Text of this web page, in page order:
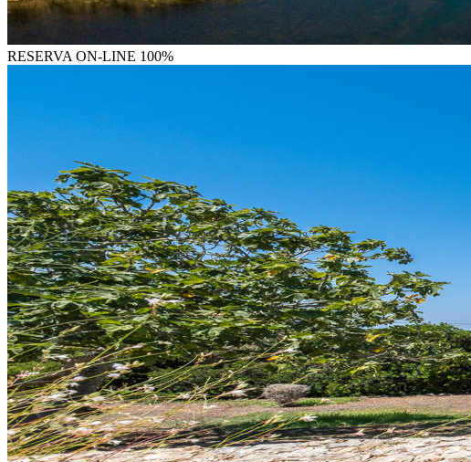
RESERVA ON-LINE 100%